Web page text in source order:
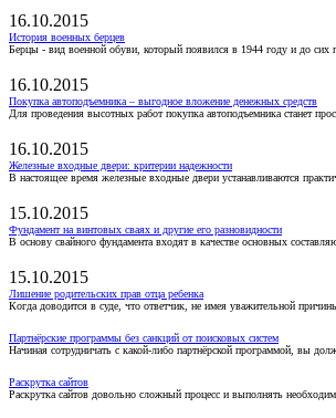
16.10.2015
История военных берцев
Берцы - вид военной обуви, который появился в 1944 году и до сих
16.10.2015
Покупка автоподъемника – выгодное вложение денежных средств
Для проведения высотных работ покупка автоподъемника станет
16.10.2015
Железные входные двери: критерии надежности
В настоящее время железные входные двери устанавливаются
15.10.2015
Фундамент на винтовых сваях и другие его разновидности
В основу свайного фундамента входят в качестве основных
15.10.2015
Лишение родительских прав отца ребенка
Когда доводится в суде, что ответчик, не имея уважительной
Партнёрские программы без санкций от поисковых систем
Начиная сотрудничать с какой-либо партнёрской программой, вы
Раскрутка сайтов
Раскрутка сайтов довольно сложный процесс и выполнять